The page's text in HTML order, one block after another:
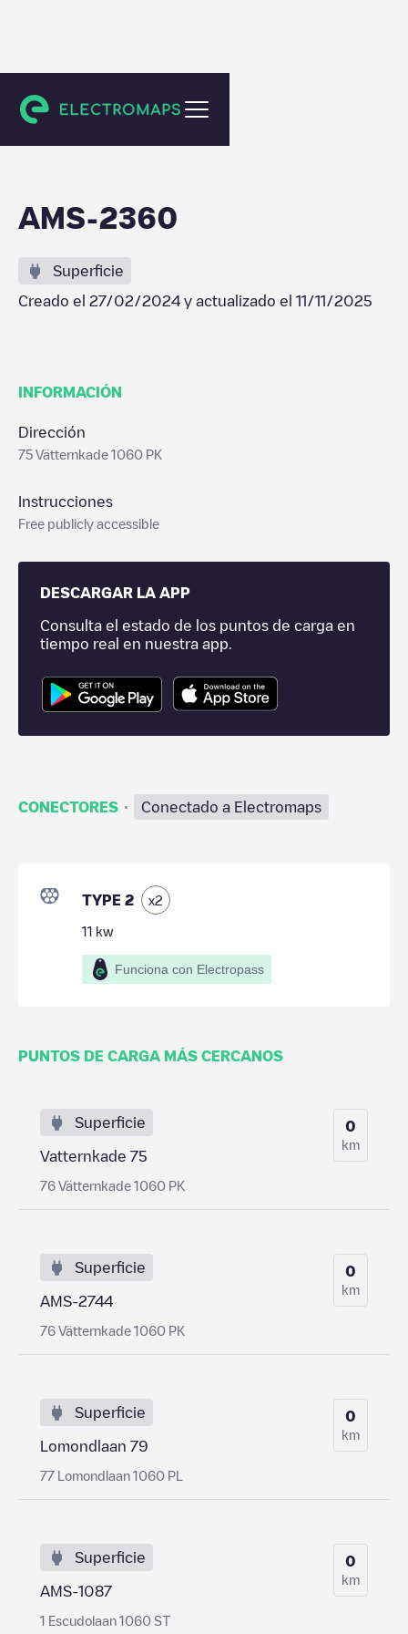
Amsterdam
AMS-2360
Superficie
Creado el 27/02/2024 y actualizado el 11/11/2025
INFORMACIÓN
Dirección
75 Vätternkade 1060 PK
Instrucciones
Free publicly accessible
DESCARGAR LA APP
Consulta el estado de los puntos de carga en
tiempo real en nuestra app.
CONECTORES · Conectado a Electromaps
TYPE 2 x2
11 kw
Funciona con Electropass
PUNTOS DE CARGA MÁS CERCANOS
Superficie
Vatternkade 75
76 Vätternkade 1060 PK
0
km
Superficie
AMS-2744
76 Vätternkade 1060 PK
0
km
Superficie
Lomondlaan 79
77 Lomondlaan 1060 PL
0
km
Superficie
AMS-1087
1 Escudolaan 1060 ST
0
km